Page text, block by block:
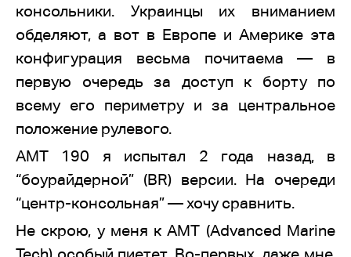
консольники. Украинцы их вниманием
обделяют, а вот в Европе и Америке эта
конфигурация весьма почитаема — в
первую очередь за доступ к борту по
всему его периметру и за центральное
положение рулевого.
AMT 190 я испытал 2 года назад, в
“боурайдерной” (BR) версии. На очереди
“центр-консольная” — хочу сравнить.
Не скрою, у меня к AMT (Advanced Marine